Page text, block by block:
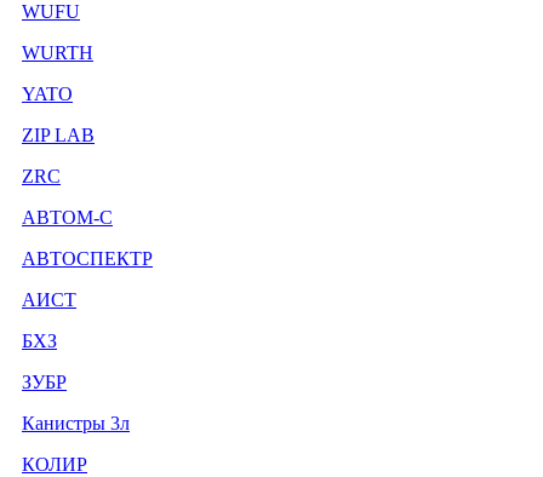
WUFU
WURTH
YATO
ZIP LAB
ZRC
АВТОМ-С
АВТОСПЕКТР
АИСТ
БХЗ
ЗУБР
Канистры 3л
КОЛИР